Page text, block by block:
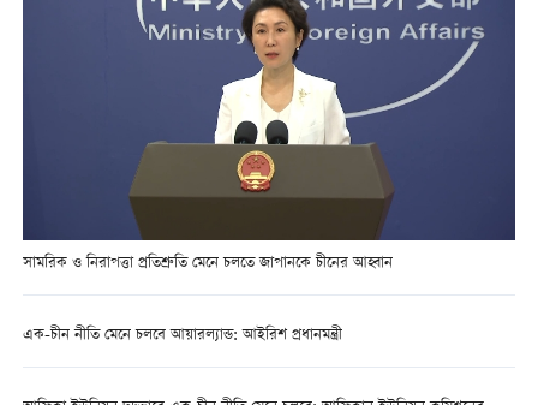
সামরিক ও নিরাপত্তা প্রতিশ্রুতি মেনে চলতে জাপানকে চীনের আহ্বান
এক-চীন নীতি মেনে চলবে আয়ারল্যান্ড: আইরিশ প্রধানমন্ত্রী